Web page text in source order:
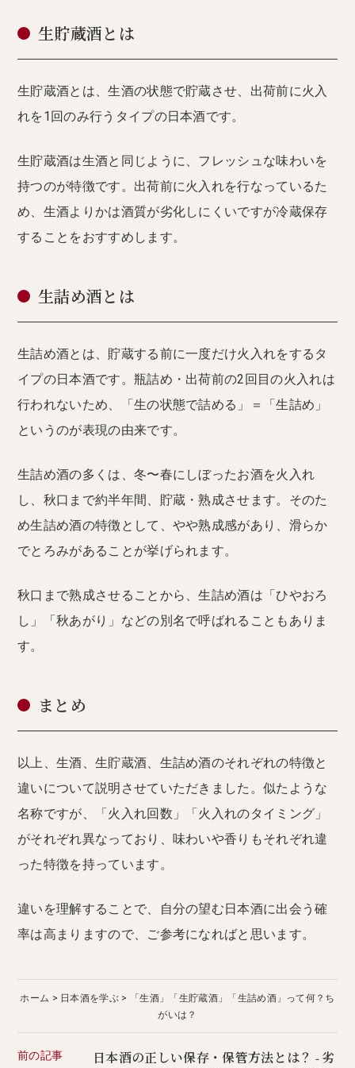
生貯蔵酒とは
生貯蔵酒とは、生酒の状態で貯蔵させ、出荷前に火入
れを1回のみ行うタイプの日本酒です。
生貯蔵酒は生酒と同じように、フレッシュな味わいを
持つのが特徴です。出荷前に火入れを行なっているた
め、生酒よりかは酒質が劣化しにくいですが冷蔵保存
することをおすすめします。
生詰め酒とは
生詰め酒とは、貯蔵する前に一度だけ火入れをするタ
イプの日本酒です。瓶詰め・出荷前の2回目の火入れは
行われないため、「生の状態で詰める」＝「生詰め」
というのが表現の由来です。
生詰め酒の多くは、冬〜春にしぼったお酒を火入れ
し、秋口まで約半年間、貯蔵・熟成させます。そのた
め生詰め酒の特徴として、やや熟成感があり、滑らか
でとろみがあることが挙げられます。
秋口まで熟成させることから、生詰め酒は「ひやおろ
し」「秋あがり」などの別名で呼ばれることもありま
す。
まとめ
以上、生酒、生貯蔵酒、生詰め酒のそれぞれの特徴と
違いについて説明させていただきました。似たような
名称ですが、「火入れ回数」「火入れのタイミング」
がそれぞれ異なっており、味わいや香りもそれぞれ違
った特徴を持っています。
違いを理解することで、自分の望む日本酒に出会う確
率は高まりますので、ご参考になればと思います。
ホーム 日本酒を学ぶ
「生酒」「生貯蔵酒」「生詰め酒」って何？ち
がいは？
前の記事
日本酒の正しい保存・保管方法とは？ - 劣